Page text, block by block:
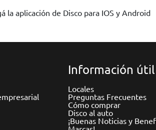
la aplicación de Disco para IOS y Android
Información útil
Locales
Preguntas Frecuentes
Cómo comprar
Disco al auto
¡Buenas Noticias y